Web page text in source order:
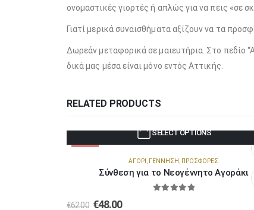
ονομαστικές γιορτές ή απλώς για να πεις «σε
Γιατί μερικά συναισθήματα αξίζουν να τα
Δωρεάν μεταφορικά σε μαιευτήρια. Στο πεδίο
δικά μας μέσα είναι μόνο εντός Αττικής.
RELATED PRODUCTS
SELECT OPTIONS
ΑΓΌΡΙ ΓΈΝΝΗΣΗ ΠΡΟΣΦΟΡΈΣ
Σύνθεση για το Νεογέννητο Αγοράκι
€62.00 €48.00